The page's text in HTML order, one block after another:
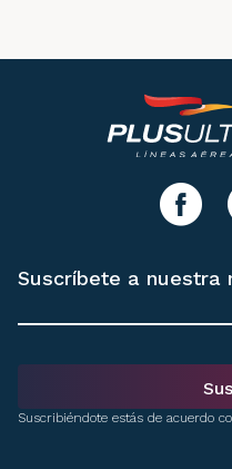
Suscríbete a nuestra
Suscribiéndote estás de acuerdo